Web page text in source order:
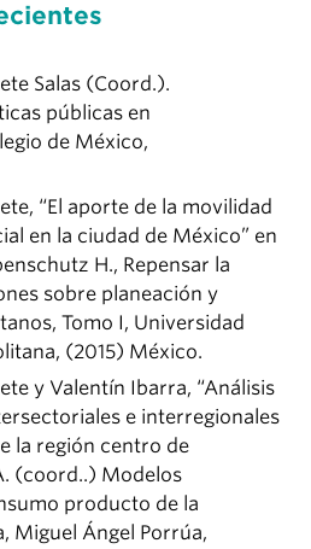
Salas (Coord.).
públicas en
de México,
“El aporte de la movilidad
en la ciudad de México” en
H., Repensar la
sobre planeación y
Tomo I, Universidad
(2015) México.
y Valentín Ibarra, “Análisis
e interregionales
la región centro de
(coord..) Modelos
producto de la
Miguel Ángel Porrúa,